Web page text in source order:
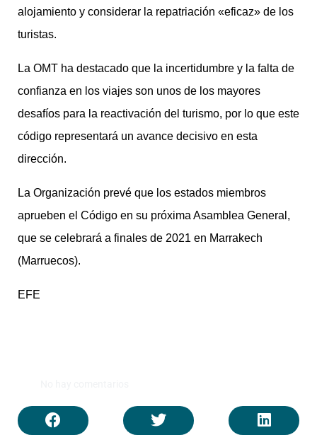
alojamiento y considerar la repatriación «eficaz» de los
turistas.
La OMT ha destacado que la incertidumbre y la falta de
confianza en los viajes son unos de los mayores
desafíos para la reactivación del turismo, por lo que este
código representará un avance decisivo en esta
dirección.
La Organización prevé que los estados miembros
aprueben el Código en su próxima Asamblea General,
que se celebrará a finales de 2021 en Marrakech
(Marruecos).
EFE